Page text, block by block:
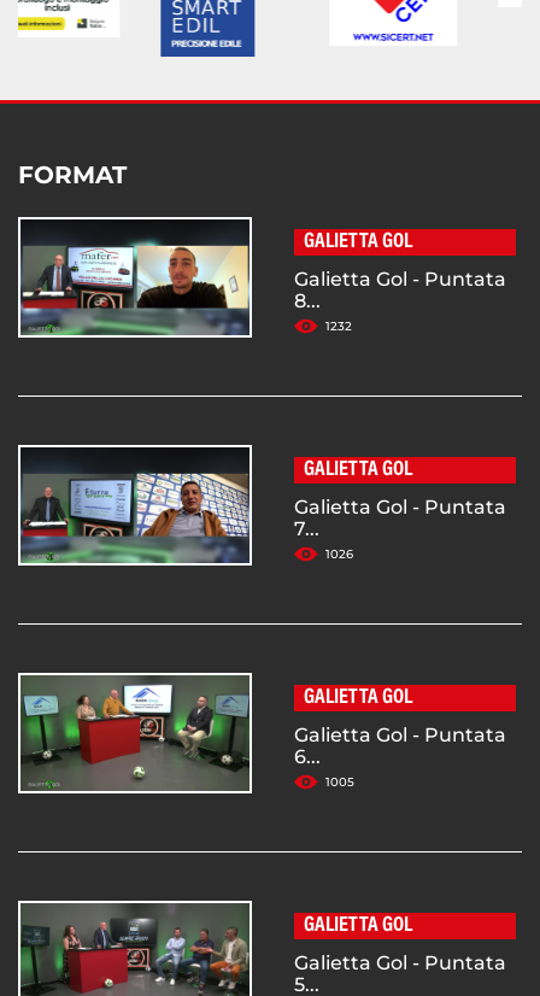
FORMAT
GALIETTA GOL
Galietta Gol - Puntata
8...
1232
GALIETTA GOL
Galietta Gol - Puntata
7...
1026
GALIETTA GOL
Galietta Gol - Puntata
6...
1005
GALIETTA GOL
Galietta Gol - Puntata
5...